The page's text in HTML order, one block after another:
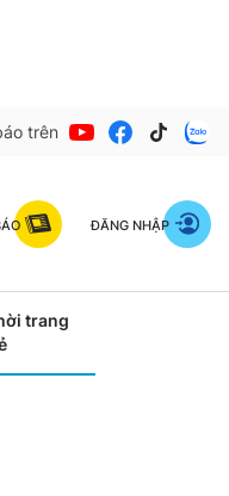
trên
ĐĂNG NHẬP
trang